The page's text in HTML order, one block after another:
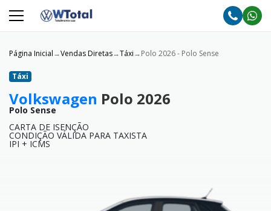
Página Inicial Vendas Diretas Táxi Polo 2026 - Polo Sense
Táxi
Volkswagen Polo 2026
Polo Sense
CARTA DE ISENÇÃO
CONDIÇÃO VÁLIDA PARA TAXISTA
IPI + ICMS